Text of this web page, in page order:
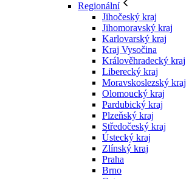
Regionální
Jihočeský kraj
Jihomoravský kraj
Karlovarský kraj
Kraj Vysočina
Králověhradecký kraj
Liberecký kraj
Moravskoslezský kraj
Olomoucký kraj
Pardubický kraj
Plzeňský kraj
Středočeský kraj
Ústecký kraj
Zlínský kraj
Praha
Brno